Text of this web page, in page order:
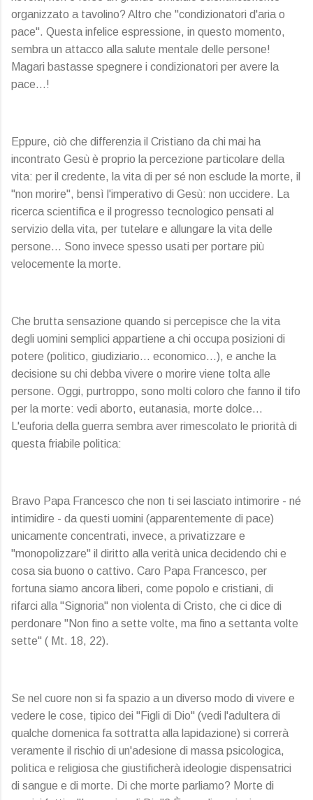
organizzato a tavolino? Altro che "condizionatori d'aria o
pace". Questa infelice espressione, in questo momento,
sembra un attacco alla salute mentale delle persone!
Magari bastasse spegnere i condizionatori per avere la
pace…!
Eppure, ciò che differenzia il Cristiano da chi mai ha
incontrato Gesù è proprio la percezione particolare della
vita: per il credente, la vita di per sé non esclude la morte, il
"non morire", bensì l'imperativo di Gesù: non uccidere. La
ricerca scientifica e il progresso tecnologico pensati al
servizio della vita, per tutelare e allungare la vita delle
persone... Sono invece spesso usati per portare più
velocemente la morte.
Che brutta sensazione quando si percepisce che la vita
degli uomini semplici appartiene a chi occupa posizioni di
potere (politico, giudiziario… economico…), e anche la
decisione su chi debba vivere o morire viene tolta alle
persone. Oggi, purtroppo, sono molti coloro che fanno il tifo
per la morte: vedi aborto, eutanasia, morte dolce…
L'euforia della guerra sembra aver rimescolato le priorità di
questa friabile politica:
Bravo Papa Francesco che non ti sei lasciato intimorire - né
intimidire - da questi uomini (apparentemente di pace)
unicamente concentrati, invece, a privatizzare e
"monopolizzare" il diritto alla verità unica decidendo chi e
cosa sia buono o cattivo. Caro Papa Francesco, per
fortuna siamo ancora liberi, come popolo e cristiani, di
rifarci alla "Signoria" non violenta di Cristo, che ci dice di
perdonare "Non fino a sette volte, ma fino a settanta volte
sette" ( Mt. 18, 22).
Se nel cuore non si fa spazio a un diverso modo di vivere e
vedere le cose, tipico dei "Figli di Dio" (vedi l'adultera di
qualche domenica fa sottratta alla lapidazione) si correrà
veramente il rischio di un'adesione di massa psicologica,
politica e religiosa che giustificherà ideologie dispensatrici
di sangue e di morte. Di che morte parliamo? Morte di